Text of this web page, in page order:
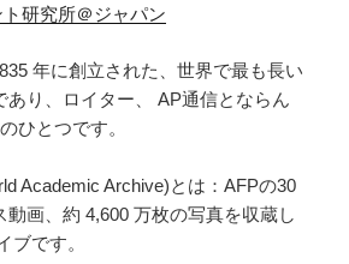
研究所＠ジャパン
年に創立された、世界で最も長い
あり、ロイター、 AP通信とならん
ひとつです。
Academic Archive)とは：AFPの30
画、約 4,600 万枚の写真を収蔵し
ブです。